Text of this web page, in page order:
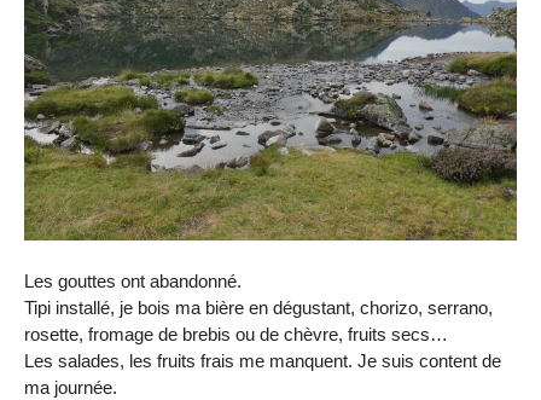
Les gouttes ont abandonné.
Tipi installé, je bois ma bière en dégustant, chorizo, serrano,
rosette, fromage de brebis ou de chèvre, fruits secs…
Les salades, les fruits frais me manquent. Je suis content de
ma journée.